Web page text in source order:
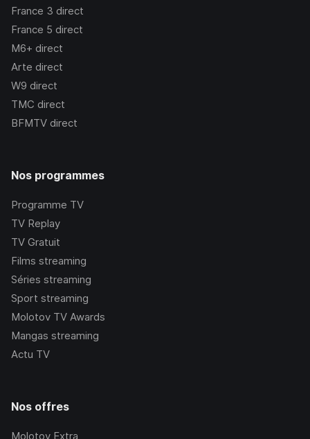
France 3 direct
France 5 direct
M6+ direct
Arte direct
W9 direct
TMC direct
BFMTV direct
Nos programmes
Programme TV
TV Replay
TV Gratuit
Films streaming
Séries streaming
Sport streaming
Molotov TV Awards
Mangas streaming
Actu TV
Nos offres
Molotov Extra